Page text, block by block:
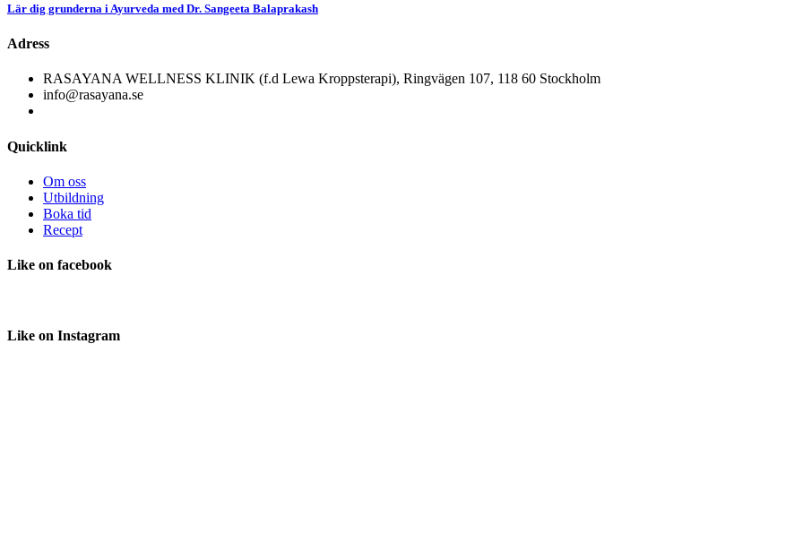
Lär dig grunderna i Ayurveda med Dr. Sangeeta Balaprakash
Adress
RASAYANA WELLNESS KLINIK (f.d Lewa Kroppsterapi), Ringvägen 107, 118 60 Stockholm
info@rasayana.se
Quicklink
Om oss
Utbildning
Boka tid
Recept
Like on facebook
Like on Instagram